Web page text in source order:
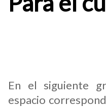
En el siguiente
espacio